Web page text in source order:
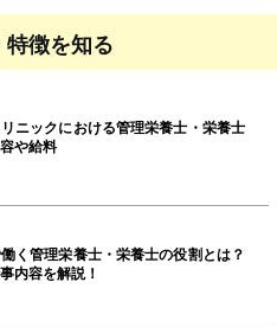
徴を知る
ニックにおける管理栄養士・栄養士
や給料
く管理栄養士・栄養士の役割とは？
内容を解説！